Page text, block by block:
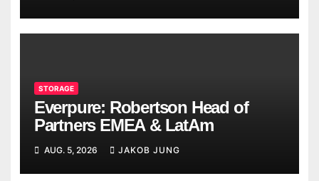
STORAGE
Everpure: Robertson Head of
Partners EMEA & LatAm
AUG. 5, 2026 JAKOB JUNG